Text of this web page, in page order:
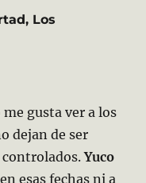
Los
gusta ver a los
dejan de ser
controlados.Yuco
esas fechas ni a